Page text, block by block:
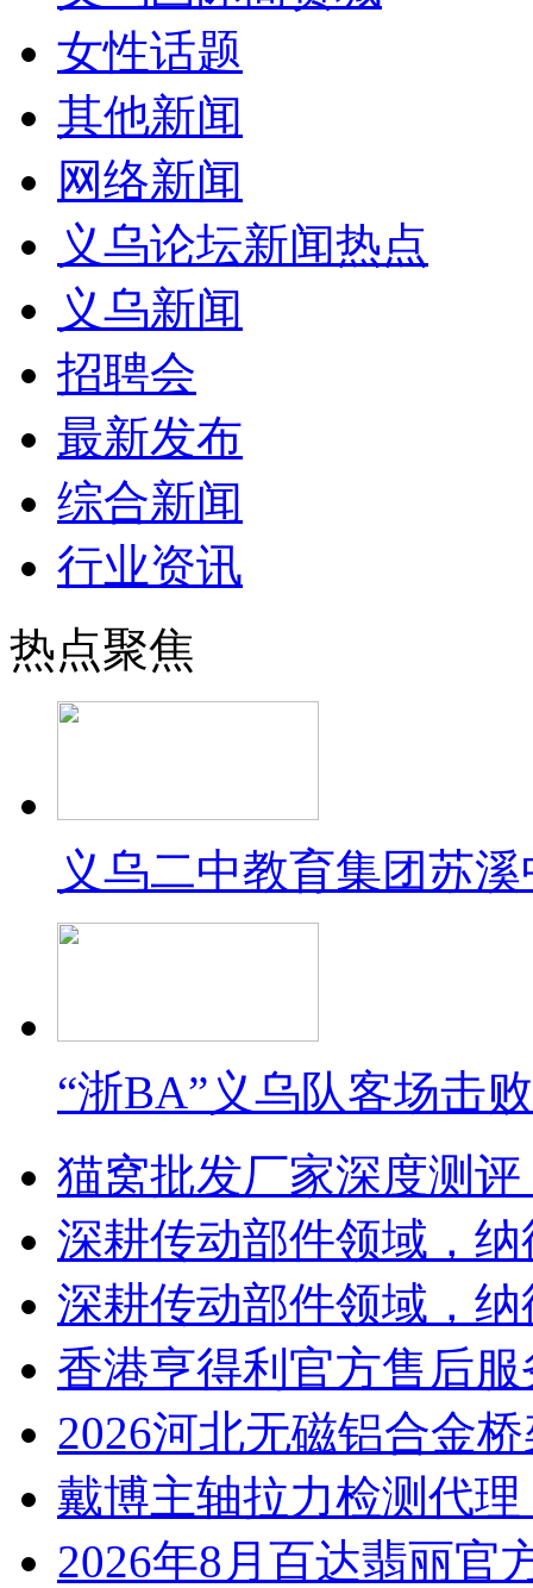
女性话题
其他新闻
网络新闻
义乌论坛新闻热点
义乌新闻
招聘会
最新发布
综合新闻
行业资讯
热点聚焦
义乌二中教育集团苏
“浙BA”义乌队客场击
猫窝批发厂家深度测
深耕传动部件领域，
深耕传动部件领域，
香港亨得利官方售后
2026河北无磁铝合金
戴博主轴拉力检测代
2026年8月百达翡丽官